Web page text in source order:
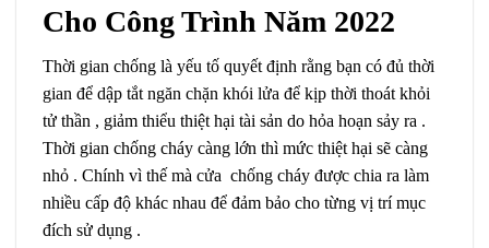
Cho Công Trình Năm 2022
Thời gian chống là yếu tố quyết định rằng bạn có đủ thời
gian để dập tắt ngăn chặn khói lửa để kịp thời thoát khỏi
tử thần , giảm thiểu thiệt hại tài sản do hỏa hoạn sảy ra .
Thời gian chống cháy càng lớn thì mức thiệt hại sẽ càng
nhỏ . Chính vì thế mà cửa chống cháy được chia ra làm
nhiều cấp độ khác nhau để đảm bảo cho từng vị trí mục
đích sử dụng .